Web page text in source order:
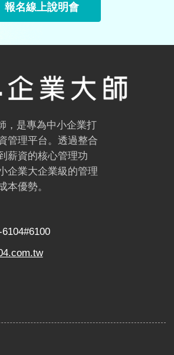
報名線上說明會
，是專為中小企業打
管理平台。透過整合
薪資的核心管理功
企業大企業級的管理
本優勢。